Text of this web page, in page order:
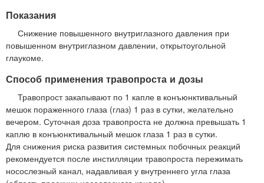
Показания
Снижение повышенного внутриглазного давления при
повышенном внутриглазном давлении, открытоугольной
глаукоме.
Способ применения травопроста и дозы
Травопрост закапывают по 1 капле в конъюнктивальный
мешок пораженного глаза (глаз) 1 раз в сутки, желательно
вечером. Суточная доза травопроста не должна превышать 1
каплю в конъюнктивальный мешок глаза 1 раз в сутки.
Для снижения риска развития системных побочных реакций
рекомендуется после инстилляции травопроста пережимать
носослезный канал, надавливая у внутреннего угла глаза